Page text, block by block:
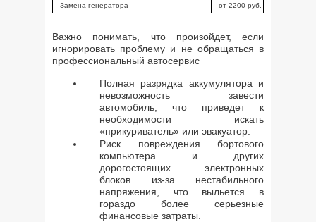
Замена генератора от 2200 руб.
Важно понимать, что произойдет, если
игнорировать проблему и не обращаться в
профессиональный автосервис
Полная разрядка аккумулятора и
невозможность завести
автомобиль, что приведет к
необходимости искать
«прикуриватель» или эвакуатор.
Риск повреждения бортового
компьютера и других
дорогостоящих электронных
блоков из-за нестабильного
напряжения, что выльется в
гораздо более серьезные
финансовые затраты.